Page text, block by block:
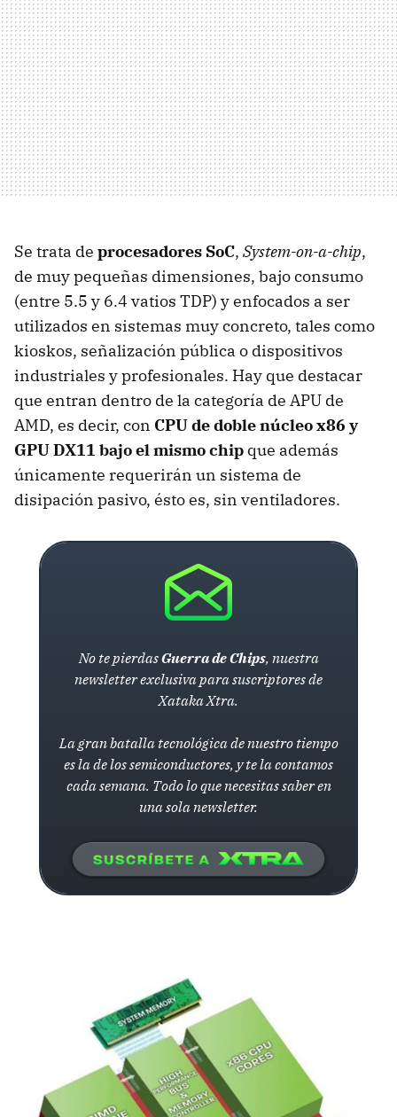
Se trata de procesadores SoC, System-on-a-chip,
de muy pequeñas dimensiones, bajo consumo
(entre 5.5 y 6.4 vatios TDP) y enfocados a ser
utilizados en sistemas muy concreto, tales como
kioskos, señalización pública o dispositivos
industriales y profesionales. Hay que destacar
que entran dentro de la categoría de APU de
AMD, es decir, con CPUde doble núcleo x86 y
GPUDX11 bajo el mismo chip que además
únicamente requerirán un sistema de
disipación pasivo, ésto es, sin ventiladores.
No te pierdasGuerra de Chips, nuestra
newsletter exclusiva para suscriptores de
Xataka Xtra.
La gran batalla tecnológica de nuestro tiempo
es la de los semiconductores, y te la contamos
cada semana. Todo lo que necesitas saber en
una sola newsletter.